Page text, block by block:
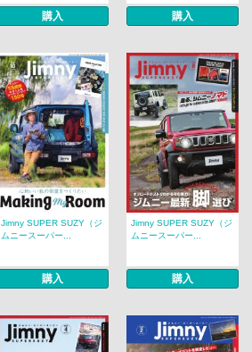
購入 購入
Jimny SUPER SUZY（ジ
ムニースーパー...
購入
Jimny SUPER SUZY（ジ
ムニースーパー...
購入